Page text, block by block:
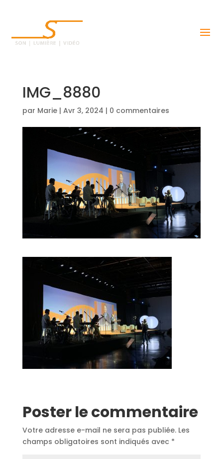
IMG_8880
par Marie| Avr 3, 2024 | 0 commentaires
Poster le commentaire
Votre adresse e-mail ne sera pas publiée. Les
champs obligatoires sont indiqués avec *